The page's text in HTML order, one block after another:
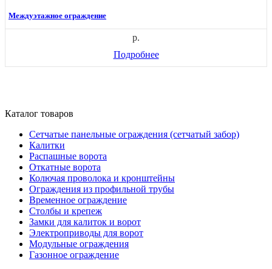
Междуэтажное ограждение
р.
Подробнее
Каталог товаров
Сетчатые панельные ограждения (сетчатый забор)
Калитки
Распашные ворота
Откатные ворота
Колючая проволока и кронштейны
Ограждения из профильной трубы
Временное ограждение
Столбы и крепеж
Замки для калиток и ворот
Электроприводы для ворот
Модульные ограждения
Газонное ограждение